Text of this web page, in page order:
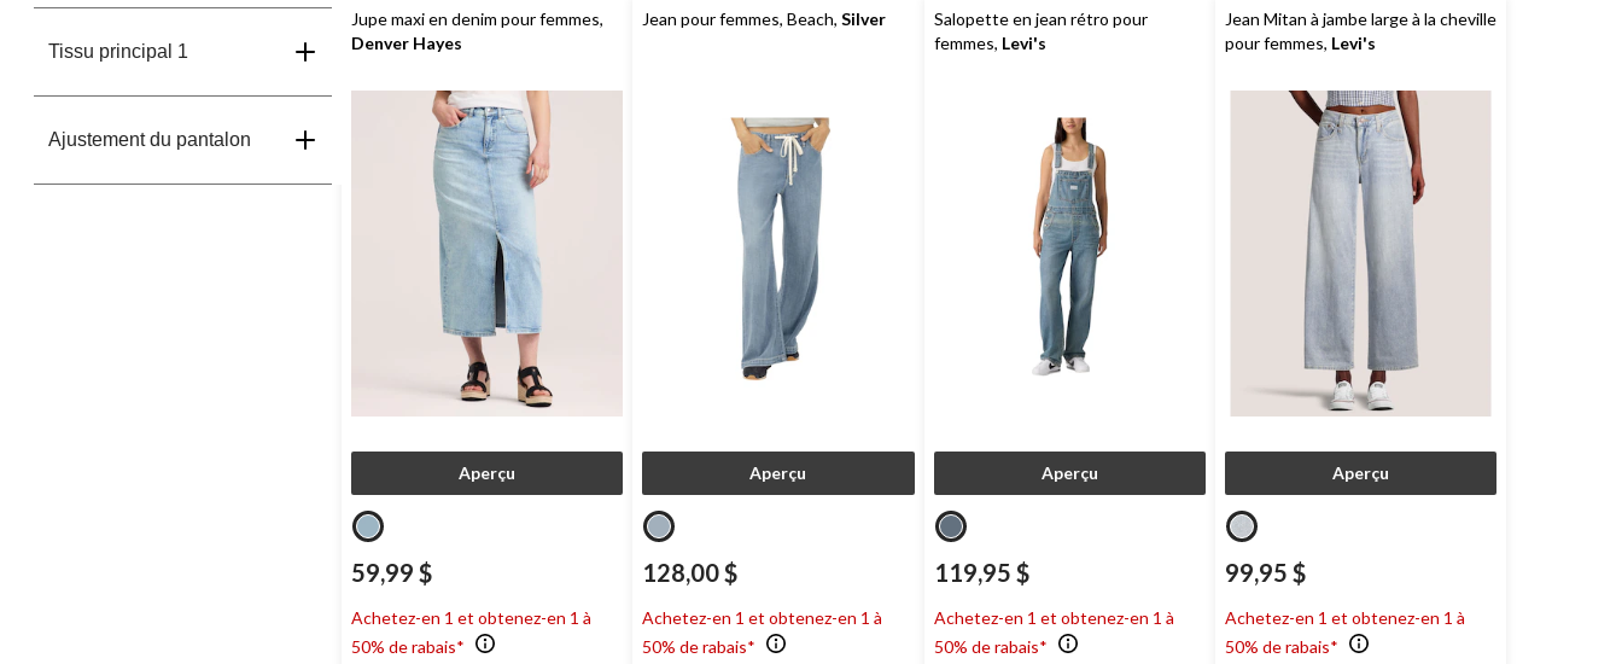
Tissu principal 1
Ajustement du pantalon
Jupe maxi en denim pour femmes,
Denver Hayes
Aperçu
59,99 $
Achetez-en 1 et obtenez-en 1 à
50% de rabais*
Jean pour femmes, Beach,Silver
Aperçu
128,00 $
Achetez-en 1 et obtenez-en 1 à
50% de rabais*
Salopette en jean rétro pour
femmes, Levi's
Aperçu
119,95 $
Achetez-en 1 et obtenez-en 1 à
50% de rabais*
Jean Mitan à jambe large à la cheville
pour femmes, Levi's
Aperçu
99,95 $
Achetez-en 1 et obtenez-en 1 à
50% de rabais*